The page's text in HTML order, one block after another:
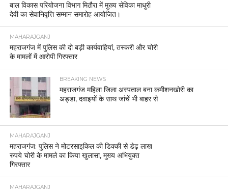
बाल विकास परियोजना विभाग मिठौरा में मुख्य सेविका माधुरी
देवी का सेवानिवृत्ति सम्मान समारोह आयोजित।
MAHARAJGANJ
महराजगंज में पुलिस की दो बड़ी कार्यवाहियां, तस्करी और चोरी
के मामलों में आरोपी गिरफ्तार
BREAKING NEWS
महराजगंज महिला जिला अस्पताल बना कमीशनखोरी का
अड्डा, दवाइयों के साथ जांचें भी बाहर से
MAHARAJGANJ
महराजगंज: पुलिस ने मोटरसाइकिल की डिक्की से डेढ़ लाख
रुपये चोरी के मामले का किया खुलासा, मुख्य अभियुक्त
गिरफ्तार
MAHARAJGANJ